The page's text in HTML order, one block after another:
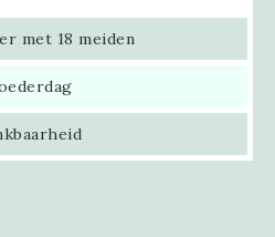
met 18 meiden